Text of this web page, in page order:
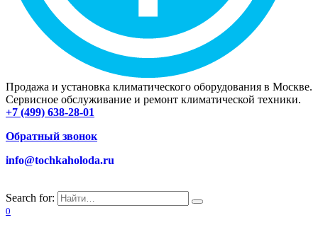
Продажа и установка климатического оборудования в Москве.
Сервисное обслуживание и ремонт климатической техники.
+7 (499) 638-28-01
Обратный звонок
info@tochkaholoda.ru
Search for:
0